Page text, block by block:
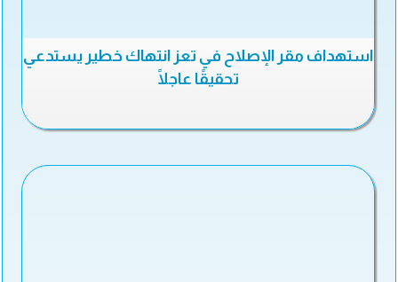
استهداف مقر الإصلاح في تعز انتهاك خطير يستدعي
تحقيقًا عاجلًا